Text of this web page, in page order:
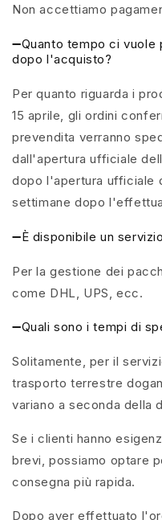
Non accettiamo
➖Quanto tempo ci
dopo l'acquisto?
Per quanto riguarda i
15 aprile, gli ordini
prevendita verranno
dall'apertura ufficiale
dopo l'apertura ufficiale
settimane dopo
➖È disponibile un
Per la gestione dei
come DHL, UPS, ecc.
➖Quali sono i tempi di
Solitamente, per il
trasporto terrestre
variano a seconda della
Se i clienti hanno
brevi, possiamo optare
consegna più rapida.
Dopo aver effettuato